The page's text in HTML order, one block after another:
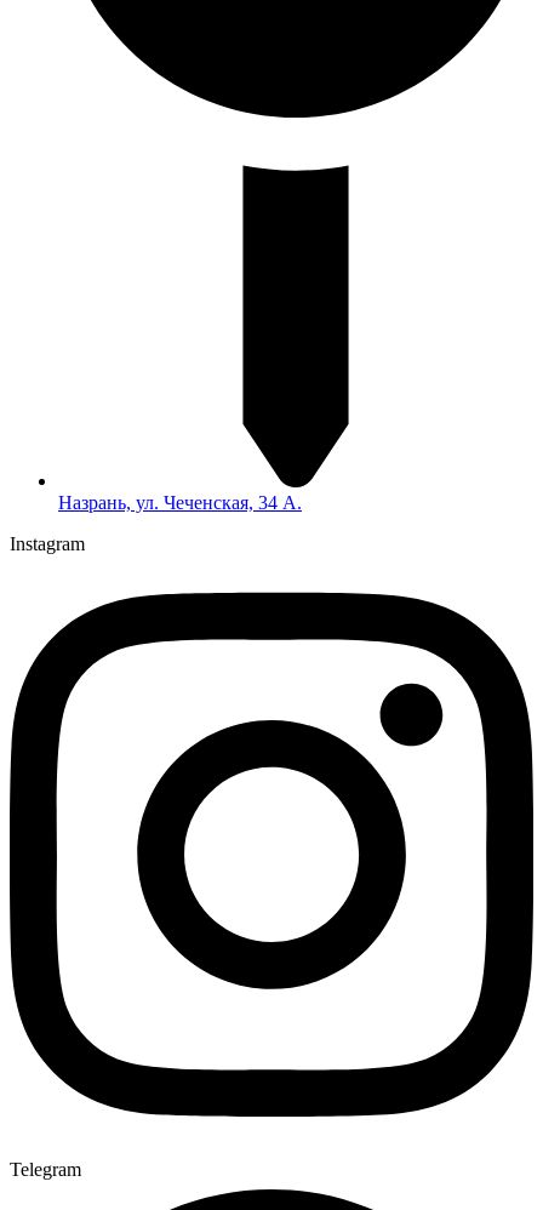
Назрань, ул. Чеченская, 34 А.
Instagram
Telegram